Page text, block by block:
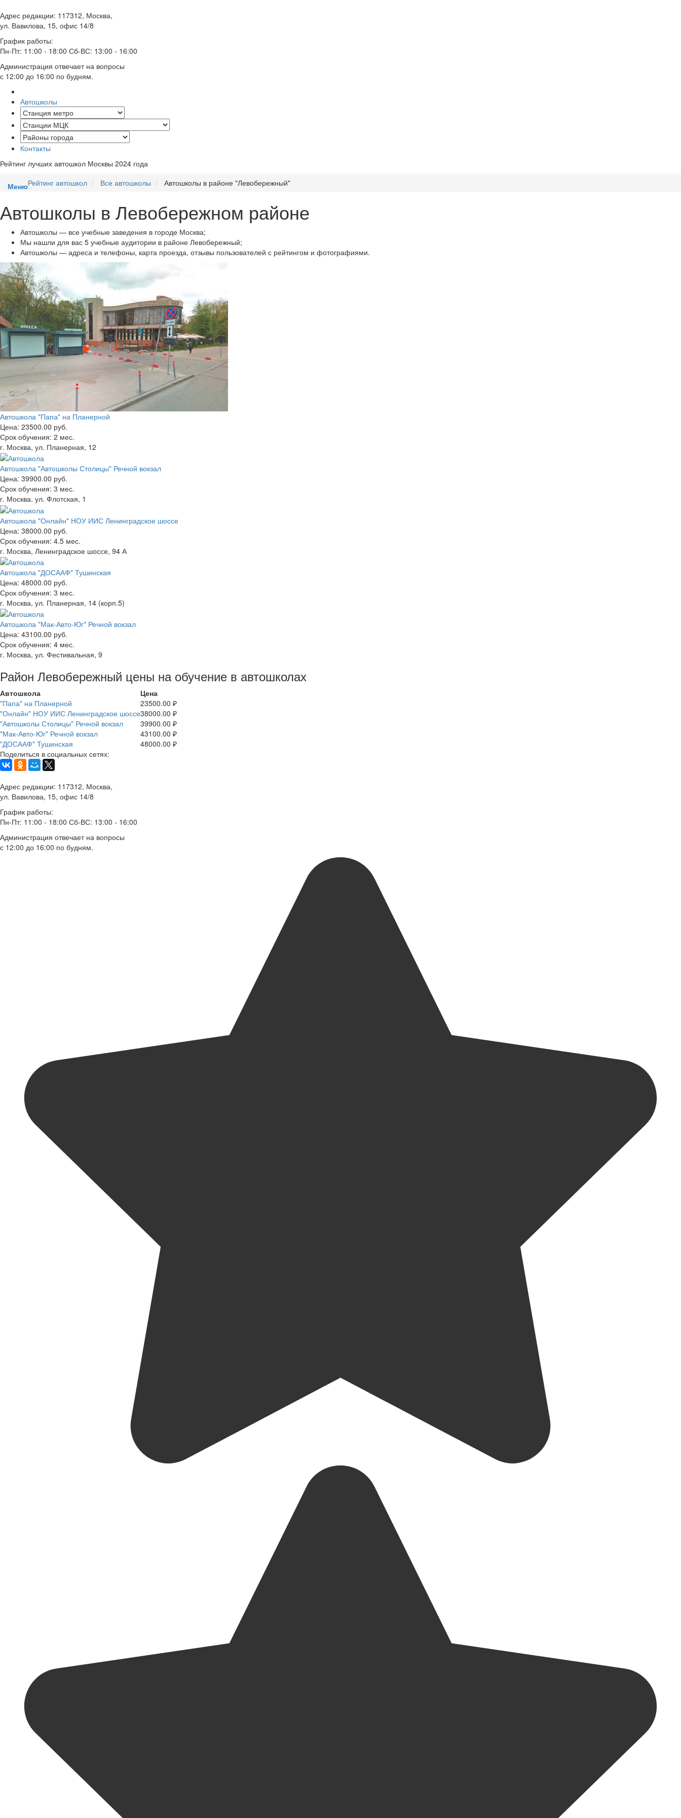
Адрес редакции: 117312, Москва,
ул. Вавилова, 15, офис 14/8
График работы:
Пн-Пт: 11:00 - 18:00 Сб-ВС: 13:00 - 16:00
Администрация отвечает на вопросы
с 12:00 до 16:00 по будням.
Автошколы
Контакты
Рейтинг лучших автошкол Москвы 2024 года
МенюРейтинг автошкол Все автошколы Автошколы в районе "Левобережный"
Автошколы в Левобережном районе
Автошколы — все учебные заведения в городе Москва;
Мы нашли для вас 5 учебные аудитории в районе Левобережный;
Автошколы — адреса и телефоны, карта проезда, отзывы пользователей с рейтингом и фотографиями.
Автошкола "Папа" на Планерной
Цена: 23500.00 руб.
Срок обучения: 2 мес.
г. Москва, ул. Планерная, 12
Автошкола "Автошколы Столицы" Речной вокзал
Цена: 39900.00 руб.
Срок обучения: 3 мес.
г. Москва. ул. Флотская, 1
Автошкола "Онлайн" НОУ ИИС Ленинградское шоссе
Цена: 38000.00 руб.
Срок обучения: 4.5 мес.
г. Москва, Ленинградское шоссе, 94 А
Автошкола "ДОСААФ" Тушинская
Цена: 48000.00 руб.
Срок обучения: 3 мес.
г. Москва, ул. Планерная, 14 (корп.5)
Автошкола "Мак-Авто-Юг" Речной вокзал
Цена: 43100.00 руб.
Срок обучения: 4 мес.
г. Москва, ул. Фестивальная, 9
Район Левобережный цены на обучение в автошколах
Автошкола
Цена
"Папа" на Планерной
23500.00 ₽
"Онлайн" НОУ ИИС Ленинградское шоссе38000.00 ₽
"Автошколы Столицы" Речной вокзал
39900.00 ₽
"Мак-Авто-Юг" Речной вокзал
43100.00 ₽
"ДОСААФ" Тушинская
48000.00 ₽
Поделиться в социальных сетях:
Адрес редакции: 117312, Москва,
ул. Вавилова, 15, офис 14/8
График работы:
Пн-Пт: 11:00 - 18:00 Сб-ВС: 13:00 - 16:00
Администрация отвечает на вопросы
с 12:00 до 16:00 по будням.